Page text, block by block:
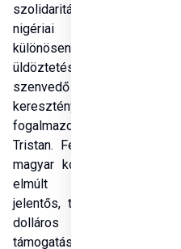
szolidaritást vállal a
nigériai néppel,
különösen az
üldöztetést
szenvedő
keresztényekkel -
fogalmazott Azbej
Tristan. Felidézte, a
magyar kormány az
elmúlt években
jelentős, több millió
dolláros
támogatással